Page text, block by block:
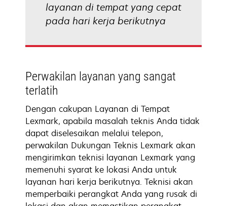
layanan di tempat yang cepat
pada hari kerja berikutnya
Perwakilan layanan yang sangat
terlatih
Dengan cakupan Layanan di Tempat
Lexmark, apabila masalah teknis Anda tidak
dapat diselesaikan melalui telepon,
perwakilan Dukungan Teknis Lexmark akan
mengirimkan teknisi layanan Lexmark yang
memenuhi syarat ke lokasi Anda untuk
layanan hari kerja berikutnya. Teknisi akan
memperbaiki perangkat Anda yang rusak di